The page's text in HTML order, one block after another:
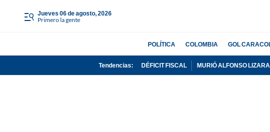
jueves 06 de agosto, 2026
Primero la gente
POLÍTICA COLOMBIA GOL
Tendencias: DÉFICIT FISCAL MURIÓ ALFONSO